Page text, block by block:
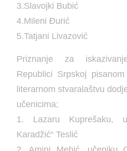
3.Slavojki Bubić
4.Mileni Đurić
5.Tatjani Livazović
Priznanje za
Republici Srpskoj
literarnom stvaralaštvu
učenicima;
1. Lazaru Kuprešaku,
Karadžić“ Teslić